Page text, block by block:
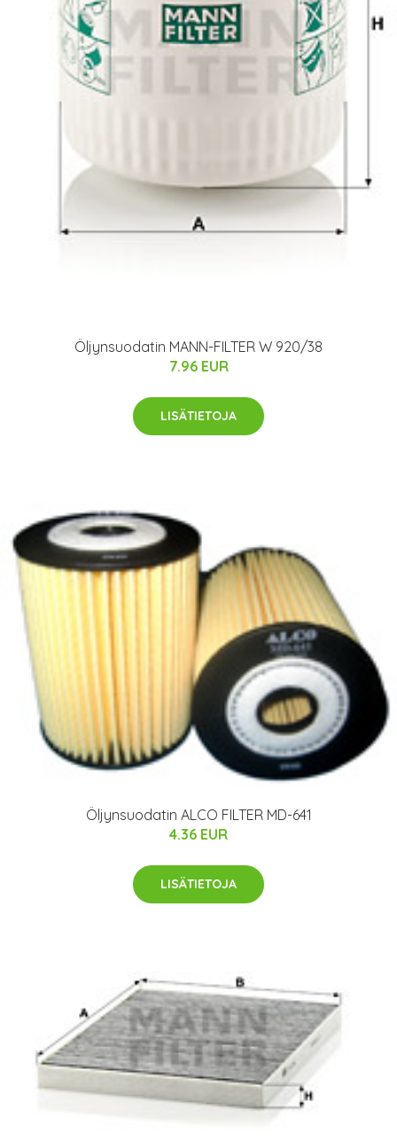
Öljynsuodatin MANN-FILTER W 920/38
7.96 EUR
LISÄTIETOJA
Öljynsuodatin ALCO FILTER MD-641
4.36 EUR
LISÄTIETOJA